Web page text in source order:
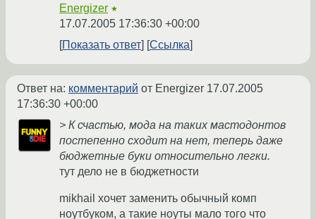
Energizer ★
17.07.2005 17:36:30 +00:00
Показать ответ
Ссылка
Ответ на: комментарий от Energizer 17.07.2005
17:36:30 +00:00
> К счастью, мода на таких мастодонтов
постепенно сходит на нет, теперь даже
бюджетные буки относительно легки.
тут дело не в бюджетности
mikhail хочет заменить обычный комп
ноутбуком, а такие ноуты мало того что